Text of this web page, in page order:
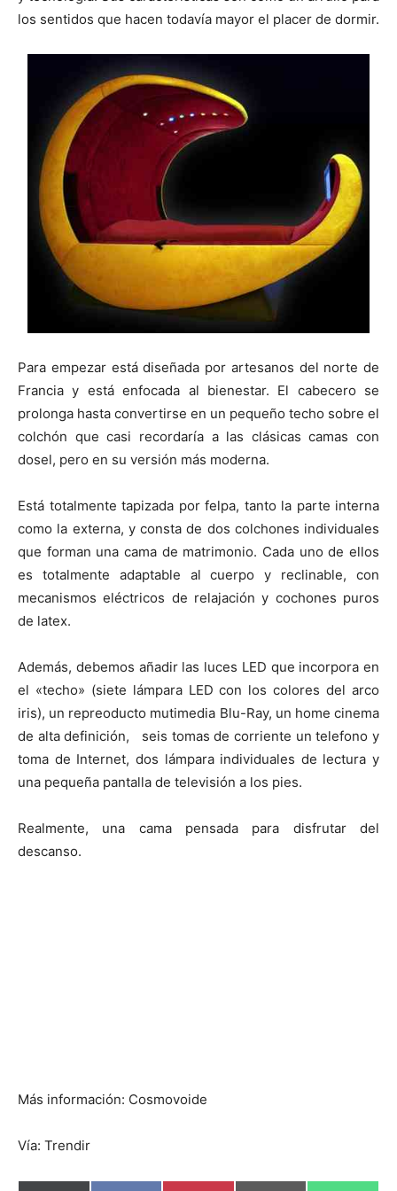
r
e
r
)
r
e
r
e
t r
e
r
e
los sentidos que hacen todavía mayor el placer de dormir.
Para empezar está diseñada por artesanos del norte de
Francia y está enfocada al bienestar. El cabecero se
prolonga hasta convertirse en un pequeño techo sobre el
colchón que casi recordaría a las clásicas camas con
dosel, pero en su versión más moderna.
Está totalmente tapizada por felpa, tanto la parte interna
como la externa, y consta de dos colchones individuales
que forman una cama de matrimonio. Cada uno de ellos
es totalmente adaptable al cuerpo y reclinable, con
mecanismos eléctricos de relajación y cochones puros
de latex.
Además, debemos añadir las luces LED que incorpora en
el «techo» (siete lámpara LED con los colores del arco
iris), un repreoducto mutimedia Blu-Ray, un home cinema
de alta definición, seis tomas de corriente un telefono y
toma de Internet, dos lámpara individuales de lectura y
una pequeña pantalla de televisión a los pies.
Realmente, una cama pensada para disfrutar del
descanso.
Más información: Cosmovoide
Vía: Trendir